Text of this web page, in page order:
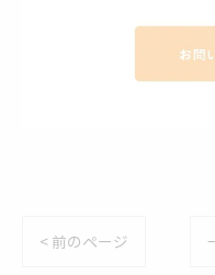
< 前のページ